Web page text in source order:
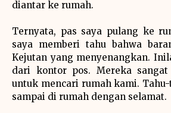
diantar ke rumah.
Ternyata, pas saya pulang ke
saya memberi tahu bahwa
Kejutan yang menyenangkan.
dari kontor pos. Mereka
untuk mencari rumah kami.
sampai di rumah dengan selamat.